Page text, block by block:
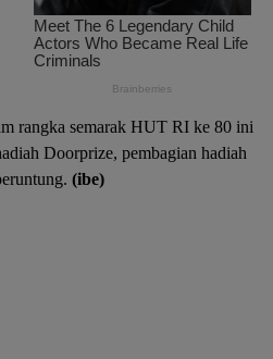
rangka semarak HUT RI ke 80 ini
Doorprize, pembagian hadiah
(ibe)